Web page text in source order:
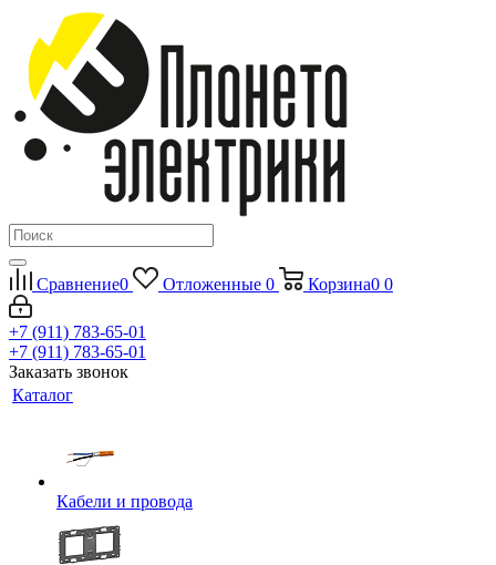
Сравнение0 Отложенные 0 Корзина0 0
+7 (911) 783-65-01
+7 (911) 783-65-01
Заказать звонок
Каталог
Кабели и провода